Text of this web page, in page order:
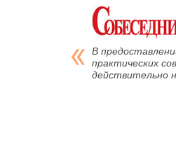
В
практических
действительно